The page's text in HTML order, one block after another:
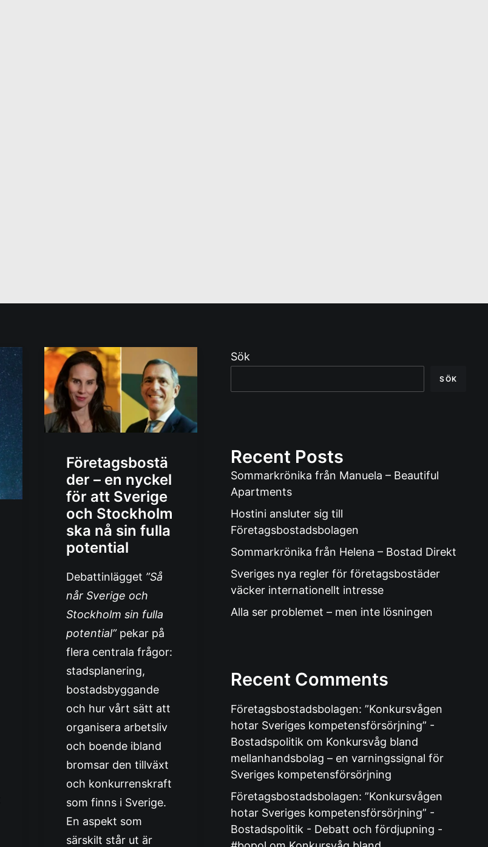
Företagsbostä
der – en nyckel
för att Sverige
och Stockholm
ska nå sin fulla
potential
Debattinlägget ”Så
når Sverige och
Stockholm sin fulla
potential”pekar på
flera centrala frågor:
stadsplanering,
bostadsbyggande
och hur vårt sätt att
organisera arbetsliv
och boende ibland
bromsar den tillväxt
och konkurrenskraft
som finns i Sverige.
En aspekt som
särskilt står ut är
Sök
SÖK
Recent Posts
Sommarkrönika från Manuela – Beautiful
Apartments
Hostini ansluter sig till
Företagsbostadsbolagen
Sommarkrönika från Helena – Bostad Direkt
Sveriges nya regler för företagsbostäder
väcker internationellt intresse
Alla ser problemet – men inte lösningen
Recent Comments
Företagsbostadsbolagen: ”Konkursvågen
hotar Sveriges kompetensförsörjning” -
Bostadspolitik om Konkursvåg bland
mellanhandsbolag – en varningssignal för
Sveriges kompetensförsörjning
Företagsbostadsbolagen: ”Konkursvågen
hotar Sveriges kompetensförsörjning” -
Bostadspolitik - Debatt och fördjupning -